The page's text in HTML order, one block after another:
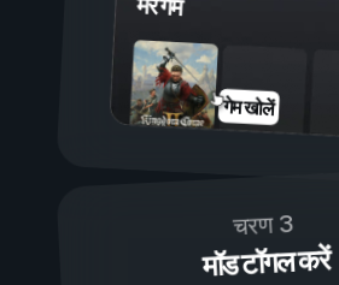
गेम खोलें
चरण 3
मॉड टॉगल करें